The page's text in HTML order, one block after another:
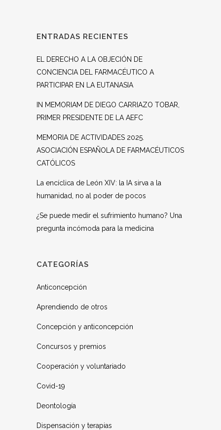
ENTRADAS RECIENTES
EL DERECHO A LA OBJECIÓN DE
CONCIENCIA DEL FARMACÉUTICO A
PARTICIPAR EN LA EUTANASIA
IN MEMORIAM DE DIEGO CARRIAZO TOBAR,
PRIMER PRESIDENTE DE LA AEFC
MEMORIA DE ACTIVIDADES 2025.
ASOCIACIÓN ESPAÑOLA DE FARMACÉUTICOS
CATÓLICOS
La encíclica de León XIV: la IA sirva a la
humanidad, no al poder de pocos
¿Se puede medir el sufrimiento humano? Una
pregunta incómoda para la medicina
CATEGORÍAS
Anticoncepción
Aprendiendo de otros
Concepción y anticoncepción
Concursos y premios
Cooperación y voluntariado
Covid-19
Deontología
Dispensación y terapias